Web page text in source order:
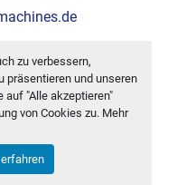
zu verbessern,
präsentieren und unseren
auf "Alle akzeptieren"
von Cookies zu. Mehr
vonMachinio